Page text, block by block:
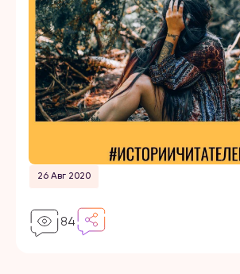
26 Авг 2020
84